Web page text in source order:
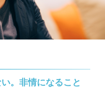
。非情になること